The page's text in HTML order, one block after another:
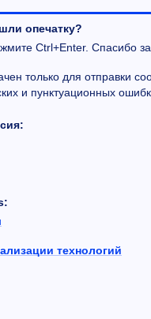
опечатку?
Ctrl+Enter. Спасибо за
только для отправки
и пунктуационных
технологий